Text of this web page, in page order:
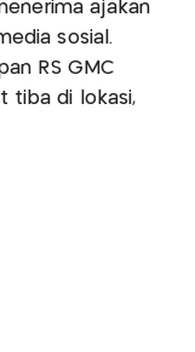
ajakan
sosial.
RS GMC
tiba di lokasi,